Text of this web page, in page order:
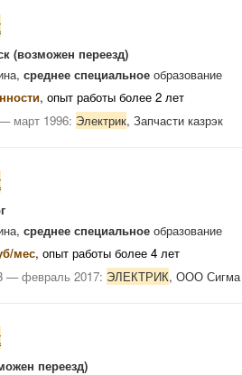
(возможен переезд)
среднее специальное образование
, опыт работы более 2 лет
март 1996: Электрик, Запчасти казрэк
среднее специальное образование
мес, опыт работы более 4 лет
— февраль 2017: ЭЛЕКТРИК, ООО Сигма
переезд)